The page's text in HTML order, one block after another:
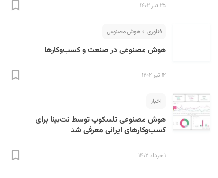
۲۵ تیر ۱۴۰۲
فناوری هوش مصنوعی
هوش مصنوعی در صنعت و کسب‌وکارها
۱۲ تیر ۱۴۰۲
اخبار
هوش مصنوعی تلسکوپ توسط نت‌بینا برای
کسب‌وکارهای ایرانی معرفی شد
۱ خرداد ۱۴۰۲